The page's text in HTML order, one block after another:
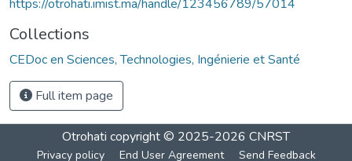
https://otrohati.imist.ma/handle/123456789/57014
Collections
CEDoc en Sciences, Technologies, Ingénierie et Santé
Full item page
Otrohati copyright © 2025-2026 CNRST
Privacy policy End User Agreement Send Feedback